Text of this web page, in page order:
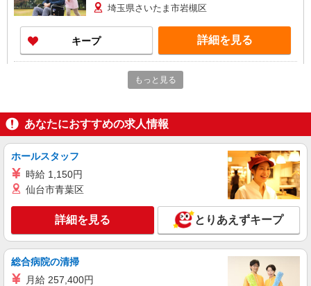
埼玉県さいたま市岩槻区
キープ 詳細を見る
株式会社トラストグロース 新宿本社 第3営業部
月給：200,000円〜 ※資格や経験などによる
埼玉県さいたま市岩槻区
キープ 詳細を見る
株式会社kotrio /●SI-H-2102015
デイサービスSTAFF｜面接なし！履歴書不
要！未経験＆無資格OK◎
時給1600円〜2250円 ＜日払い有/週払い有/交
通費全支給(ガソリン代含む)＞
もっと見る
あなたにおすすめの求人情報
ホールスタッフ
時給 1,150円
仙台市青葉区
詳細を見る とりあえずキープ
総合病院の清掃
月給 257,400円